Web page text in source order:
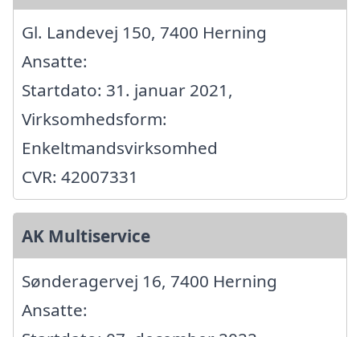
Gl. Landevej 150, 7400 Herning
Ansatte:
Startdato: 31. januar 2021,
Virksomhedsform:
Enkeltmandsvirksomhed
CVR: 42007331
AK Multiservice
Sønderagervej 16, 7400 Herning
Ansatte: